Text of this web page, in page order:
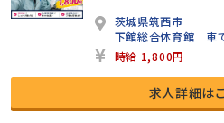
茨城県筑西市
下館総合体育館 車
時給 1,800円
求人詳細は